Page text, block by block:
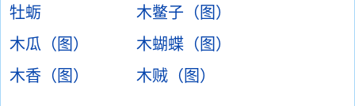
牡蛎
木鳖子（图）
木瓜（图）
木蝴蝶（图）
木香（图）
木贼（图）